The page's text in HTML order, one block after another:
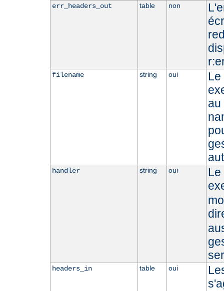
err_headers_out table non
filename string oui
Le
au
handler string oui
headers_in table oui